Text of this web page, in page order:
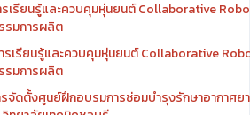
นนิ่งเซ็กเตอร์ พร้อมอุปกรณ์
นิ่งเซ็กเตอร์ พร้อมอุปกรณ์ ด้วยวิธีประกวดราคา
รียนรู้และควบคุมหุ่นยนต์ Collaborative Robot
รมการผลิต